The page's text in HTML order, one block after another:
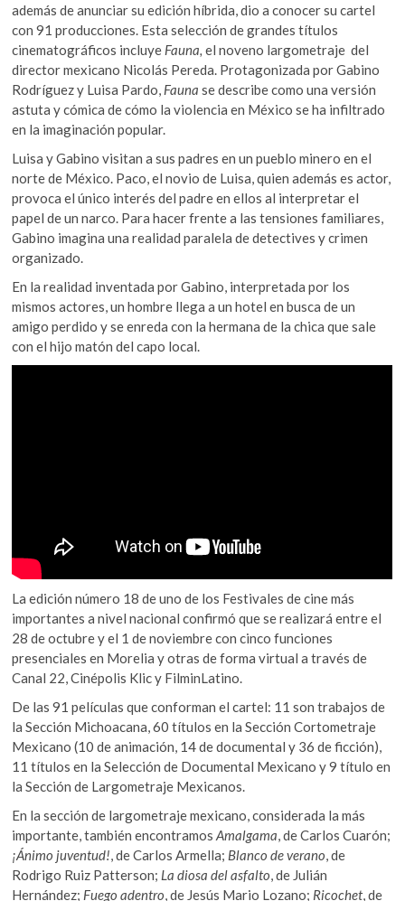
además de anunciar su edición híbrida, dio a conocer su cartel
con 91 producciones. Esta selección de grandes títulos
cinematográficos incluye Fauna,el noveno largometraje del
director mexicano Nicolás Pereda. Protagonizada por Gabino
Rodríguez y Luisa Pardo, Fauna se describe como una versión
astuta y cómica de cómo la violencia en México se ha infiltrado
en la imaginación popular.
Luisa y Gabino visitan a sus padres en un pueblo minero en el
norte de México. Paco, el novio de Luisa, quien además es actor,
provoca el único interés del padre en ellos al interpretar el
papel de un narco. Para hacer frente a las tensiones familiares,
Gabino imagina una realidad paralela de detectives y crimen
organizado.
En la realidad inventada por Gabino, interpretada por los
mismos actores, un hombre llega a un hotel en busca de un
amigo perdido y se enreda con la hermana de la chica que sale
con el hijo matón del capo local.
La edición número 18 de uno de los Festivales de cine más
importantes a nivel nacional confirmó que se realizará entre el
28 de octubre y el 1 de noviembre con cinco funciones
presenciales en Morelia y otras de forma virtual a través de
Canal 22, Cinépolis Klic y FilminLatino.
De las 91 películas que conforman el cartel: 11 son trabajos de
la Sección Michoacana, 60 títulos en la Sección Cortometraje
Mexicano (10 de animación, 14 de documental y 36 de ficción),
11 títulos en la Selección de Documental Mexicano y 9 título en
la Sección de Largometraje Mexicanos.
En la sección de largometraje mexicano, considerada la más
importante, también encontramosAmalgama, de Carlos Cuarón;
¡Ánimo juventud!, de Carlos Armella; Blanco de verano, de
Rodrigo Ruiz Patterson; La diosa del asfalto, de Julián
Hernández; Fuego adentro, de Jesús Mario Lozano; Ricochet, de